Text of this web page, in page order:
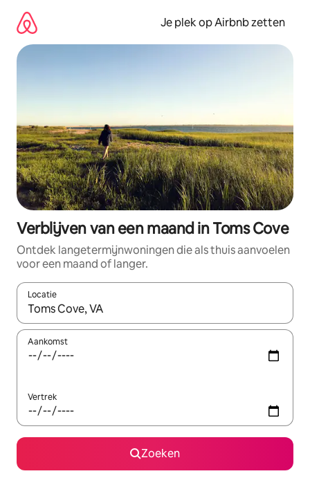
direct
naar
inhoud
Je plek op Airbnb zetten
Verblijven van een maand in Toms Cove
Ontdek langetermijnwoningen die als thuis aanvoelen
voor een maand of langer.
Locatie
Wanneer er resultaten beschikbaar zijn, maak je een keuze
Aankomst
Vertrek
Zoeken